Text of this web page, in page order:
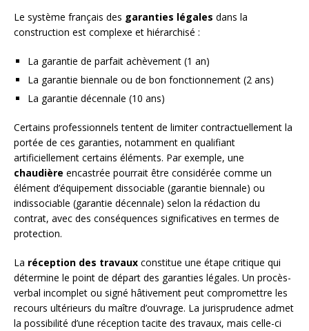
Le système français des garanties légales dans la
construction est complexe et hiérarchisé :
La garantie de parfait achèvement (1 an)
La garantie biennale ou de bon fonctionnement (2 ans)
La garantie décennale (10 ans)
Certains professionnels tentent de limiter contractuellement la
portée de ces garanties, notamment en qualifiant
artificiellement certains éléments. Par exemple, une
chaudière encastrée pourrait être considérée comme un
élément d’équipement dissociable (garantie biennale) ou
indissociable (garantie décennale) selon la rédaction du
contrat, avec des conséquences significatives en termes de
protection.
La réception des travaux constitue une étape critique qui
détermine le point de départ des garanties légales. Un procès-
verbal incomplet ou signé hâtivement peut compromettre les
recours ultérieurs du maître d’ouvrage. La jurisprudence admet
la possibilité d’une réception tacite des travaux, mais celle-ci